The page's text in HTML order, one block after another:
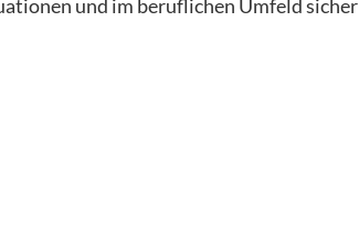
und im beruflichen Umfeld sicher